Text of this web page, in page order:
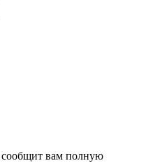
вам полную